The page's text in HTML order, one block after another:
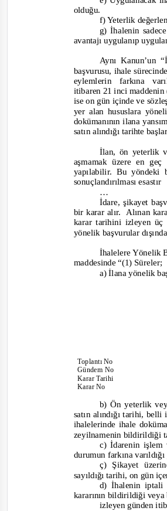
olduğu.
f) Yeterlik
g) İhalenin
avantajı uygulanıp
Aynı Kanun’un
başvurusu, ihale
eylemlerin farkına
itibaren 21 inci
ise on gün içinde ve
yer alan hususlara
dokümanının ilana
satın alındığı tarihte
İlan, ön yeterlik
aşmamak üzere en
yapılabilir. Bu yöndeki
sonuçlandırılması esastır
İdare, şikayet
bir karar alır.
Alınan
karar tarihini izleyen
yönelik başvurular
İhalelere Yönelik
maddesinde“(1) Süreler;
a) İlana yönelik
ToplantıNo
Gündem No
Karar Tarihi
Karar No
b) Ön yeterlik
satın alındığı tarihi,
ihalelerinde ihale
zeyilnamenin bildirildiği
c) İdarenin işlem
durumun farkına
ç) Şikayet
sayıldığı tarihi, on gün
d) İhalenin iptali
kararının bildirildiği
izleyen günden